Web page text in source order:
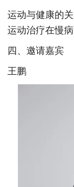
运动与健康的
运动治疗在慢
四、邀请嘉宾
王鹏